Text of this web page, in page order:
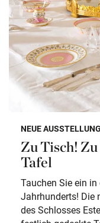
NEUE AUSSTELLUNG
Zu Tisch!
Tafel
Tauchen Sie ein
Jahrhunderts! Die
des Schlosses